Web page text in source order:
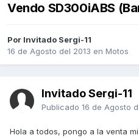
Vendo SD300iABS
Por Invitado Sergi-11
16 de Agosto del 2013 en Motos
Invitado Sergi-11
Publicado 16 de Agosto
Hola a todos, pongo a la venta